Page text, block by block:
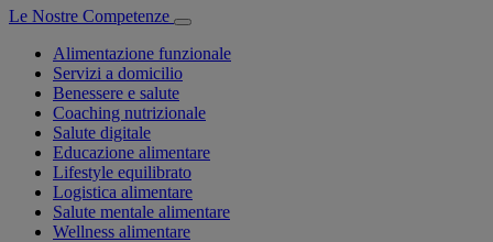
Le Nostre Competenze
Alimentazione funzionale
Servizi a domicilio
Benessere e salute
Coaching nutrizionale
Salute digitale
Educazione alimentare
Lifestyle equilibrato
Logistica alimentare
Salute mentale alimentare
Wellness alimentare